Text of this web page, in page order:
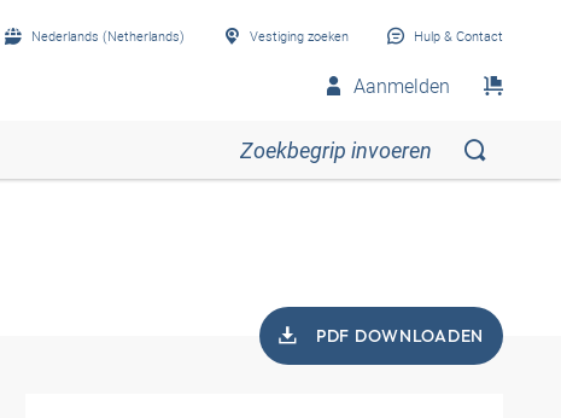
Nederlands (Netherlands) Vestiging zoeken Hulp & Contact
Aanmelden
PDF DOWNLOADEN